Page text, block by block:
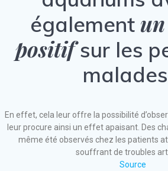
également
positifsur les
En effet, cela leur offre la possibilité
leur procure ainsi un effet apaisant. Des
même été observés chez les patients
souffrant de troubles
Source